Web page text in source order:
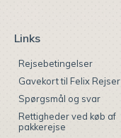
Links
Rejsebetingelser
Gavekort til Felix Rejser
Spørgsmål og svar
Rettigheder ved køb af
pakkerejse